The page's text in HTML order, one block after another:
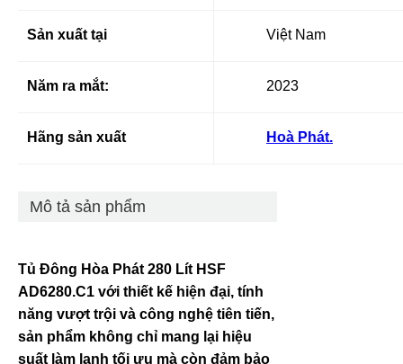
Sản xuất tại Việt Nam
Năm ra mắt: 2023
Hãng sản xuất Hoà Phát.
Mô tả sản phẩm
Tủ Đông Hòa Phát 280 Lít HSF
AD6280.C1 với thiết kế hiện đại, tính
năng vượt trội và công nghệ tiên tiến,
sản phẩm không chỉ mang lại hiệu
suất làm lạnh tối ưu mà còn đảm bảo